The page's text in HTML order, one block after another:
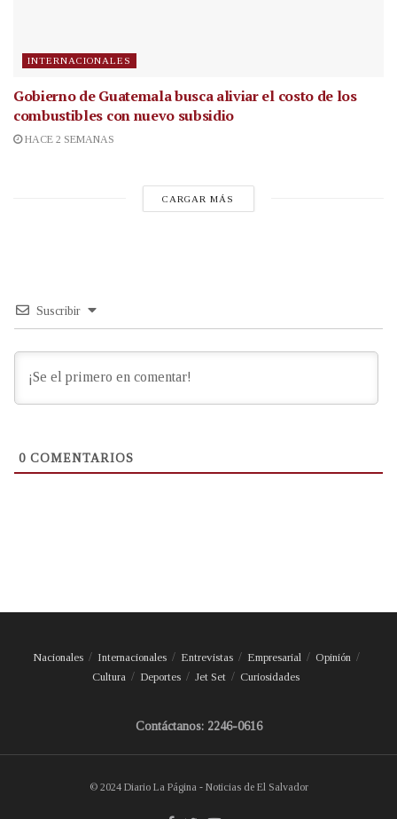
INTERNACIONALES
Gobierno de Guatemala busca aliviar el costo de los
combustibles con nuevo subsidio
HACE 2 SEMANAS
CARGAR MÁS
Suscribir
0 COMENTARIOS
Nacionales Internacionales Entrevistas Empresarial
Opinión
Cultura
Deportes Jet Set Curiosidades
Contáctanos: 2246-0616
© 2024 Diario La Página - Noticias de El Salvador